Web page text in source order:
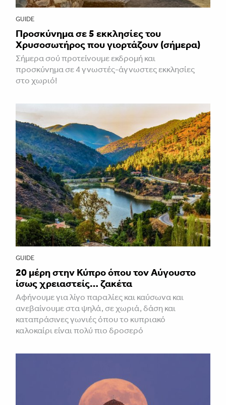
GUIDE
Προσκύνημα σε 5 εκκλησίες του
Χρυσοσωτήρος που γιορτάζουν (σήμερα)
Σήμερα σού προτείνουμε εκδρομή και
προσκύνημα σε 4 γνωστές-άγνωστες εκκλησίες
στο χωριό!
GUIDE
20 μέρη στην Κύπρο όπου τον Αύγουστο
ίσως χρειαστείς… ζακέτα
Αφήνουμε για λίγο παραλίες και καύσωνα και
ανεβαίνουμε στα ψηλά, σε χωριά, δάση και
καταπράσινες γωνιές όπου το κυπριακό
καλοκαίρι είναι πολύ πιο δροσερό